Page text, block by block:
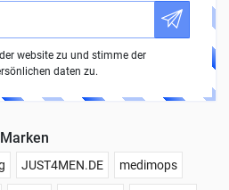
website zu und stimme der
daten zu.
JUST4MEN.DE medimops